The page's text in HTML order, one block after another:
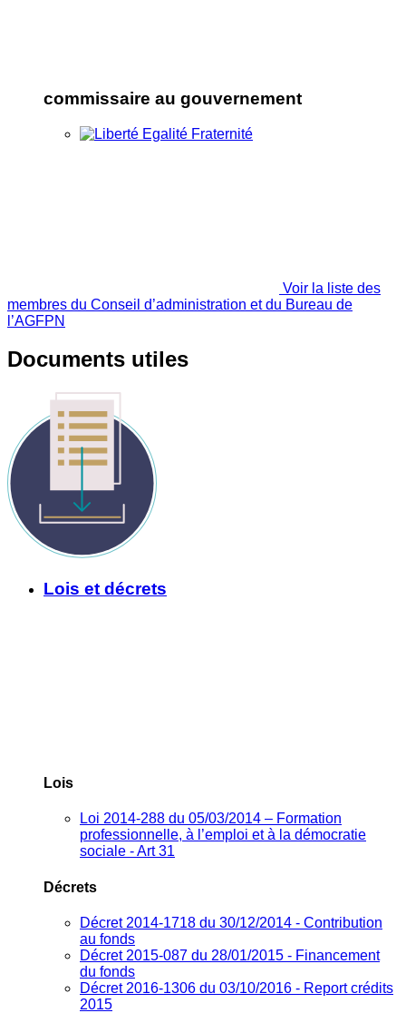
commissaire au gouvernement
Voir la liste des
membres du Conseil d’administration et du Bureau de
l’AGFPN
Documents utiles
Lois et décrets
Lois
Loi 2014-288 du 05/03/2014 – Formation
professionnelle, à l’emploi et à la démocratie
sociale - Art 31
Décrets
Décret 2014-1718 du 30/12/2014 - Contribution
au fonds
Décret 2015-087 du 28/01/2015 - Financement
du fonds
Décret 2016-1306 du 03/10/2016 - Report crédits
2015